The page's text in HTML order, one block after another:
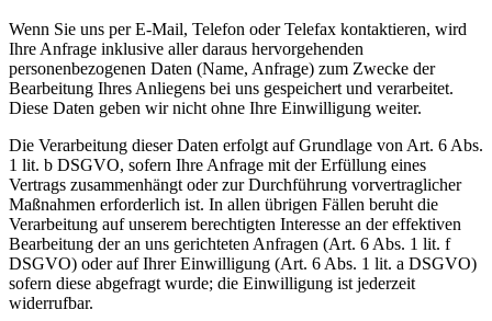
Wenn Sie uns per E-Mail, Telefon oder Telefax kontaktieren, wird
Ihre Anfrage inklusive aller daraus hervorgehenden
personenbezogenen Daten (Name, Anfrage) zum Zwecke der
Bearbeitung Ihres Anliegens bei uns gespeichert und verarbeitet.
Diese Daten geben wir nicht ohne Ihre Einwilligung weiter.
Die Verarbeitung dieser Daten erfolgt auf Grundlage von Art. 6 Abs.
1 lit. b DSGVO, sofern Ihre Anfrage mit der Erfüllung eines
Vertrags zusammenhängt oder zur Durchführung vorvertraglicher
Maßnahmen erforderlich ist. In allen übrigen Fällen beruht die
Verarbeitung auf unserem berechtigten Interesse an der effektiven
Bearbeitung der an uns gerichteten Anfragen (Art. 6 Abs. 1 lit. f
DSGVO) oder auf Ihrer Einwilligung (Art. 6 Abs. 1 lit. a DSGVO)
sofern diese abgefragt wurde; die Einwilligung ist jederzeit
widerrufbar.